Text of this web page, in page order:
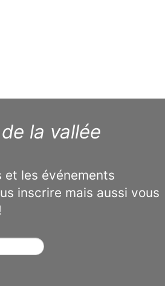
de la vallée
et les événements
inscrire mais aussi vous